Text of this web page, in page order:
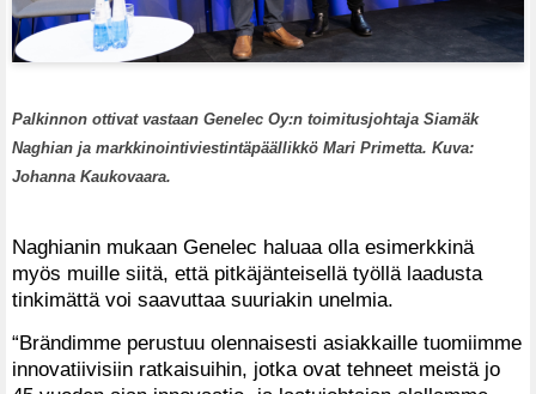
Palkinnon ottivat vastaan Genelec Oy:n toimitusjohtaja Siamäk
Naghian ja markkinointiviestintäpäällikkö Mari Primetta. Kuva:
Johanna Kaukovaara.
Naghianin mukaan Genelec haluaa olla esimerkkinä
myös muille siitä, että pitkäjänteisellä työllä laadusta
tinkimättä voi saavuttaa suuriakin unelmia.
“Brändimme perustuu olennaisesti asiakkaille tuomiimme
innovatiivisiin ratkaisuihin, jotka ovat tehneet meistä jo